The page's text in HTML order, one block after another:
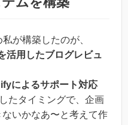
が構築したのが、
活用したブログレビュ
によるサポート対応
たタイミングで、企画
いかなあ〜と考えて作